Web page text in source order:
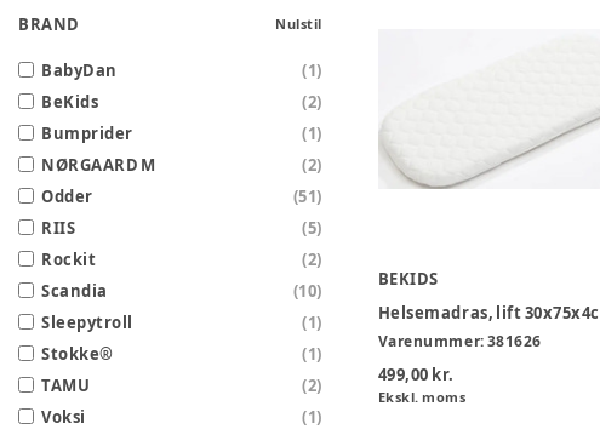
BRAND Nulstil
BabyDan (1)
BeKids
(2)
Bumprider
(1)
NØRGAARD M
(2)
Odder
(51)
RIIS
(5)
Rockit
(2)
Scandia
(10)
Sleepytroll
(1)
Stokke®
(1)
TAMU
(2)
Voksi
(1)
BEKIDS
Helsemadras, lift
Varenummer:381626
499,00 kr.
Ekskl. moms